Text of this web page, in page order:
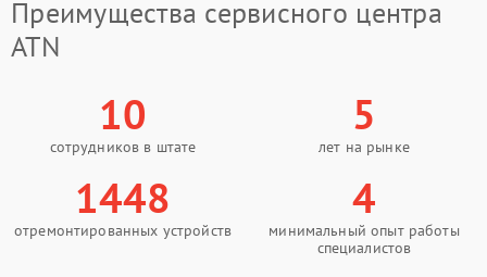
Преимущества сервисного центра
ATN
10
сотрудников в штате
5
лет на рынке
1448
отремонтированных устройств
4
минимальный опыт работы
специалистов